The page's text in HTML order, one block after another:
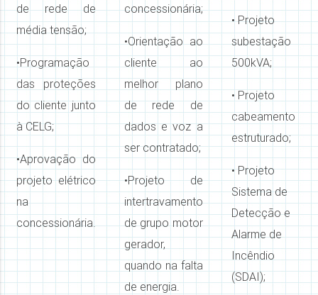
de rede de
média tensão;
•Programação
das proteções
do cliente junto
à CELG;
•Aprovação do
projeto elétrico
na
concessionária.
concessionária;
•Orientação ao
cliente ao
melhor plano
de rede de
dados e voz a
ser contratado;
•Projeto de
intertravamento
de grupo motor
gerador,
quando na falta
de energia.
• Projeto
subestação
500kVA;
• Projeto
cabeamento
estruturado;
• Projeto
Sistema de
Detecção e
Alarme de
Incêndio
(SDAI);